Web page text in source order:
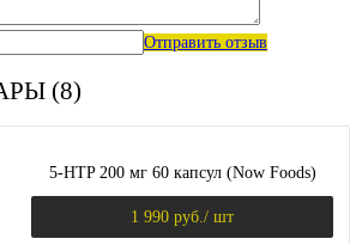
Отправить отзыв
(8)
5-HTP 200 мг 60 капсул (Now Foods)
1 990 руб. / шт